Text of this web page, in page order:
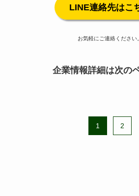
LINE連絡先はこ
お気軽にご連絡ください。
企業情報詳細は次の
1 2